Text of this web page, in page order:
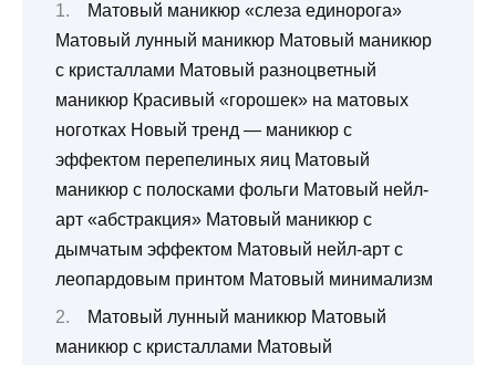
Матовый маникюр «слеза единорога»
Матовый лунный маникюр Матовый маникюр
с кристаллами Матовый разноцветный
маникюр Красивый «горошек» на матовых
ноготках Новый тренд — маникюр с
эффектом перепелиных яиц Матовый
маникюр с полосками фольги Матовый нейл-
арт «абстракция» Матовый маникюр с
дымчатым эффектом Матовый нейл-арт с
леопардовым принтом Матовый минимализм
Матовый лунный маникюр Матовый
маникюр с кристаллами Матовый